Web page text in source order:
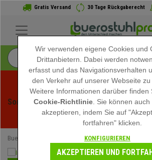
Gratis Versand 30 Tage Rückgaberecht
Sommerschlussverauf bei
für kurze Zeit - Aktion
Buerostuhlpro Besucherstühle
Wir verwenden eigene Cookies und
Drittanbietern. Dabei werden
erfasst und das Navigationsverhalten
den Verkehr auf unserer Webseite zu
Weitere Informationen darüber finden
Cookie-Richtlinie . Sie können
akzeptieren, indem Sie auf
fortfahren" klicken.
KONFIGURIEREN
AKZEPTIEREN UND